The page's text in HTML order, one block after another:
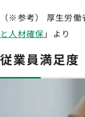
（※参考） 厚生労働
と人材確保 」より
従業員満足度